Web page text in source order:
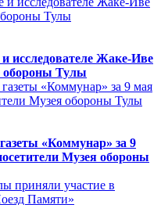
исследователе Жаке-Иве
обороны Тулы
«Коммунар» за 9
Музея обороны